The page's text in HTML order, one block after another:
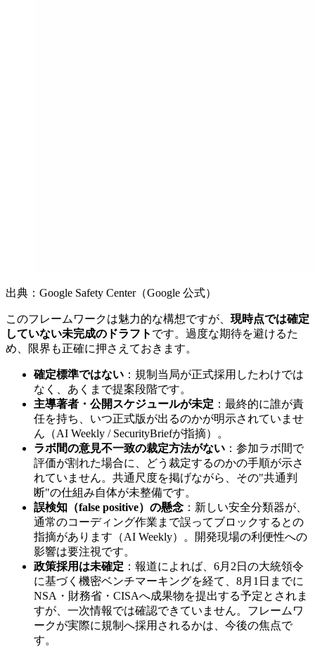
出典：Google Safety Center（Google 公式）
このフレームワークは魅力的な構想ですが、 現時点では確定
していない未完成のドラフト です。過度な期待を避けるた
め、限界も正確に押さえておきます。
確定標準ではない ：規制当局が正式採用したわけでは
なく、あくまで提案段階です。
主導著者・公開スケジュールが未定 ：最終的に誰が責
任を持ち、いつ正式版が出るのかが明示されていませ
ん（AI Weekly / SecurityBriefが指摘）。
ラボ間の意見不一致の裁定方法がない ：参加ラボ間で
評価が割れた場合に、どう裁定するのかの手順が示さ
れていません。共通尺度を掲げながら、その"共通判
断"の仕組み自体が未整備です。
誤検知（false positive）の懸念 ：新しい安全分類器が、
通常のコーディング作業まで誤ってブロックするとの
指摘があります（AI Weekly）。開発現場の利便性への
影響は要注視です。
政策採用は未確定 ：報道によれば、6月2日の大統領令
に基づく機密ベンチマーキングを経て、8月1日までに
NSA・財務省・CISAへ成果物を提出する予定とされま
すが、一次情報では確認できていません。フレームワ
ークが実際に規制へ採用されるかは、今後の焦点で
す。